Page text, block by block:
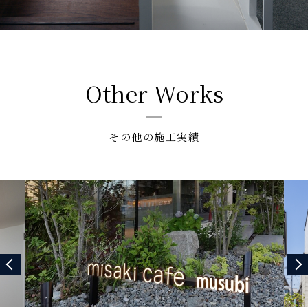
Other Works
その他の施工実績